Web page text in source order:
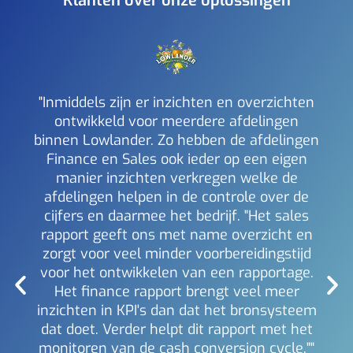
"Inmiddels zijn er inzichten en overzichten
ontwikkeld voor meerdere afdelingen
binnen Lowlander. Zo hebben de afdelingen
Finance en Sales ook ieder op een eigen
manier inzichten verkregen welke de
afdelingen helpen in de controle over de
cijfers en daarmee het bedrijf. "Het sales
rapport geeft ons met name overzicht en
zorgt voor veel minder voorbereidingstijd
voor het ontwikkelen van een rapportage.
Het finance rapport brengt veel meer
inzichten in KPI's dan dat het bronsysteem
dat doet. Verder helpt dit rapport met het
monitoren van de cash conversion cycle.""